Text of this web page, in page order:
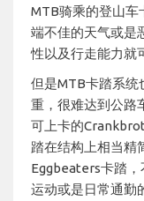
MTB骑乘的登山车
端不佳的天气或是
性以及行走能力就
但是MTB卡踏系统
重，很难达到公路
可上卡的
踏在结构上相当精
Eggbeaters卡踏
运动或是日常通勤